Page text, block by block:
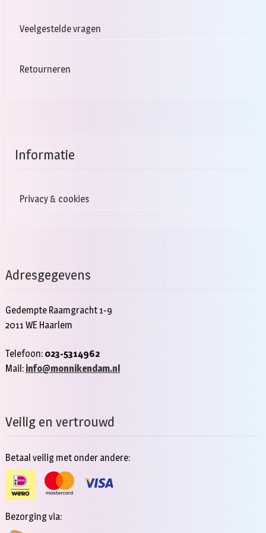
Veelgestelde vragen
Retourneren
Informatie
Privacy & cookies
Adresgegevens
Gedempte Raamgracht 1-9
2011 WE Haarlem
Telefoon: 023-5314962
Mail: info@monnikendam.nl
Veilig en vertrouwd
Betaal veilig met onder andere:
Bezorging via: